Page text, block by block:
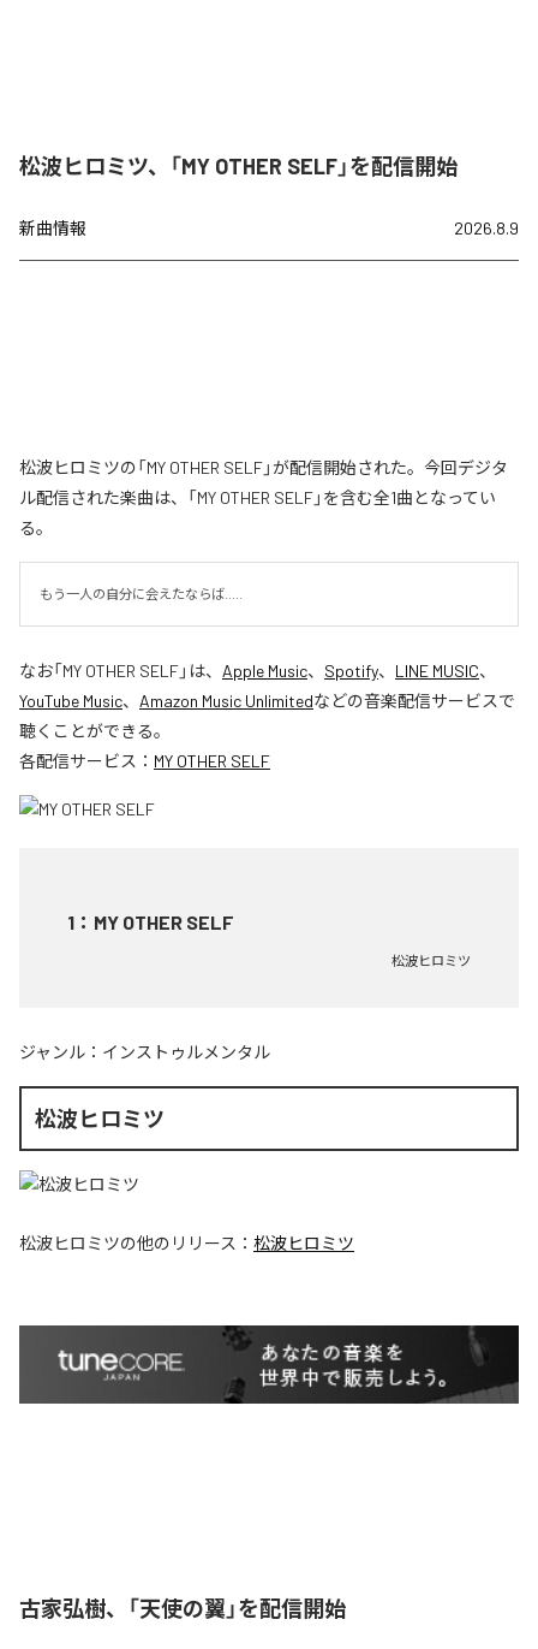
松波ヒロミツ、「MY OTHER SELF」を配信開始
新曲情報 2026.8.9
松波ヒロミツの「MY OTHER SELF」が配信開始された。今回デジタ
ル配信された楽曲は、「MY OTHER SELF」を含む全1曲となってい
る。
もう一人の自分に会えたならば.....
なお「MY OTHER SELF」は、 Apple Music、 Spotify、 LINE MUSIC、
YouTube Music、 Amazon Music Unlimitedなどの音楽配信サービスで
聴くことができる。
各配信サービス： MY OTHER SELF
1 ： MY OTHER SELF
松波ヒロミツ
ジャンル： インストゥルメンタル
松波ヒロミツ
松波ヒロミツの他のリリース： 松波ヒロミツ
古家弘樹、「天使の翼」を配信開始